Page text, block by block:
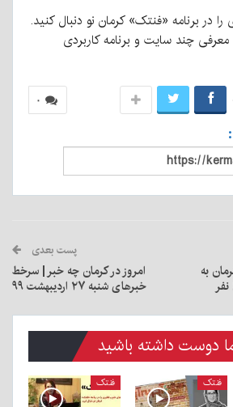
در برنامه «فنتک» کرمان نو دنبال کنید.
معرفی چند سایت و برنامه کاربردی‌
۰
به
پست بعدی
امروز در کرمان چه خبر | سرخط
خبرهای شنبه ۲۷ اردیبهشت ۹۹
دوست داشته باشید
فنتک فنتک